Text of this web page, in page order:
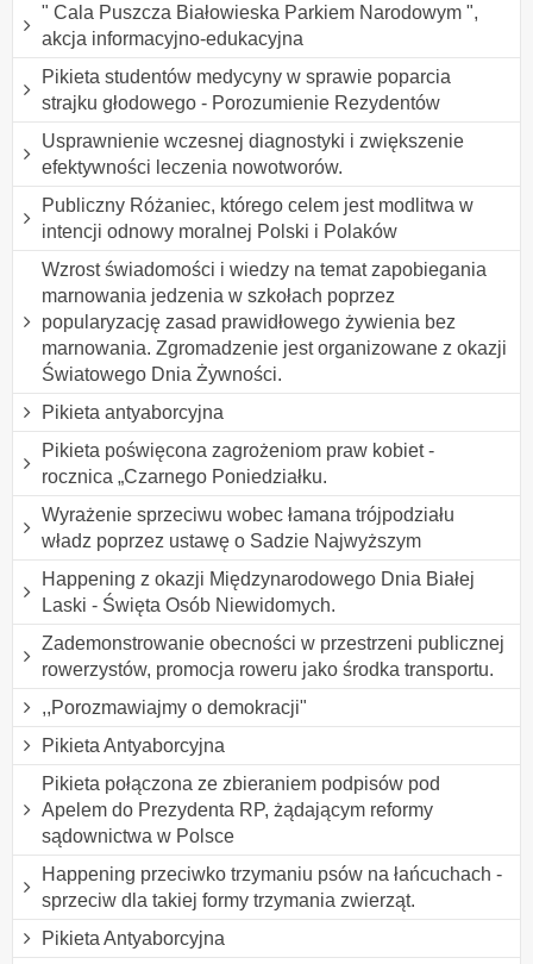
" Cala Puszcza Białowieska Parkiem Narodowym ",
akcja informacyjno-edukacyjna
Pikieta studentów medycyny w sprawie poparcia
strajku głodowego - Porozumienie Rezydentów
Usprawnienie wczesnej diagnostyki i zwiększenie
efektywności leczenia nowotworów.
Publiczny Różaniec, którego celem jest modlitwa w
intencji odnowy moralnej Polski i Polaków
Wzrost świadomości i wiedzy na temat zapobiegania
marnowania jedzenia w szkołach poprzez
popularyzację zasad prawidłowego żywienia bez
marnowania. Zgromadzenie jest organizowane z okazji
Światowego Dnia Żywności.
Pikieta antyaborcyjna
Pikieta poświęcona zagrożeniom praw kobiet -
rocznica „Czarnego Poniedziałku.
Wyrażenie sprzeciwu wobec łamana trójpodziału
władz poprzez ustawę o Sadzie Najwyższym
Happening z okazji Międzynarodowego Dnia Białej
Laski - Święta Osób Niewidomych.
Zademonstrowanie obecności w przestrzeni publicznej
rowerzystów, promocja roweru jako środka transportu.
,,Porozmawiajmy o demokracji"
Pikieta Antyaborcyjna
Pikieta połączona ze zbieraniem podpisów pod
Apelem do Prezydenta RP, żądającym reformy
sądownictwa w Polsce
Happening przeciwko trzymaniu psów na łańcuchach -
sprzeciw dla takiej formy trzymania zwierząt.
Pikieta Antyaborcyjna